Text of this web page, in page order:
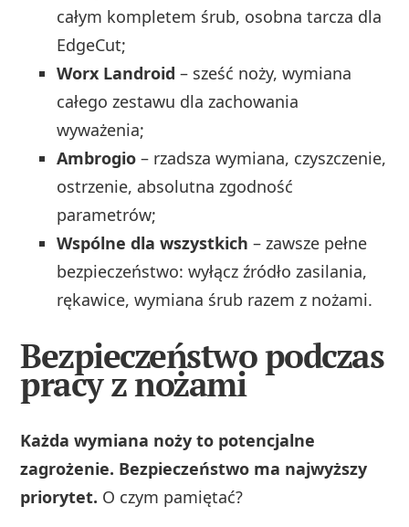
całym kompletem śrub, osobna tarcza dla
EdgeCut;
Worx Landroid – sześć noży, wymiana
całego zestawu dla zachowania
wyważenia;
Ambrogio – rzadsza wymiana, czyszczenie,
ostrzenie, absolutna zgodność
parametrów;
Wspólne dla wszystkich – zawsze pełne
bezpieczeństwo: wyłącz źródło zasilania,
rękawice, wymiana śrub razem z nożami.
Bezpieczeństwo podczas
pracy z nożami
Każda wymiana noży to potencjalne
zagrożenie. Bezpieczeństwo ma najwyższy
priorytet. O czym pamiętać?